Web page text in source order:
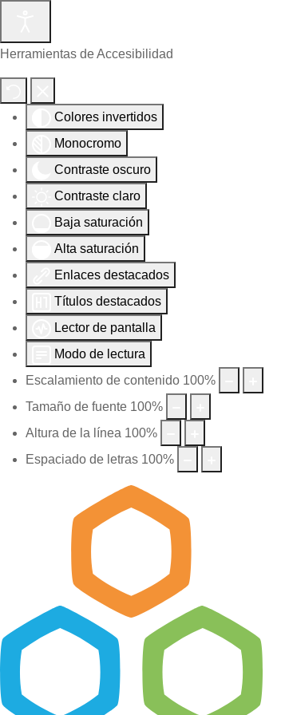
Herramientas de Accesibilidad
Colores invertidos
Monocromo
Contraste oscuro
Contraste claro
Baja saturación
Alta saturación
Enlaces destacados
Títulos destacados
Lector de pantalla
Modo de lectura
Escalamiento de contenido 100%
Tamaño de fuente 100%
Altura de la línea 100%
Espaciado de letras 100%